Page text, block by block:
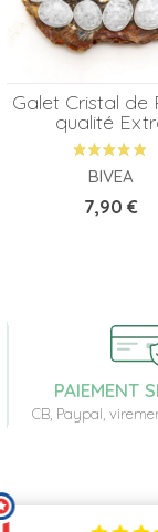
Galet Cristal de
qualité
BIVEA
Prix
7,90 €
PAIEMENT
CB, Paypal,